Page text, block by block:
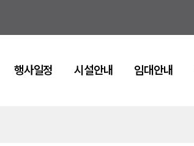
행사일정 시설안내 임대안내